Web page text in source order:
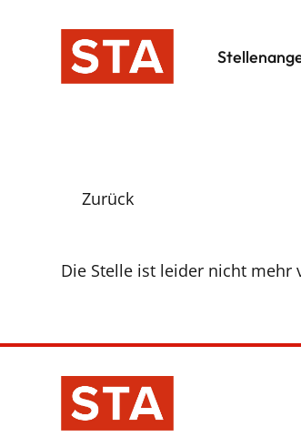
Zurück
Die Stelle ist leider nicht mehr